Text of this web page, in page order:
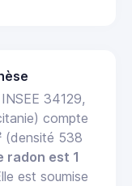
34129,
compte
(densité 538
radon est 1
est soumise